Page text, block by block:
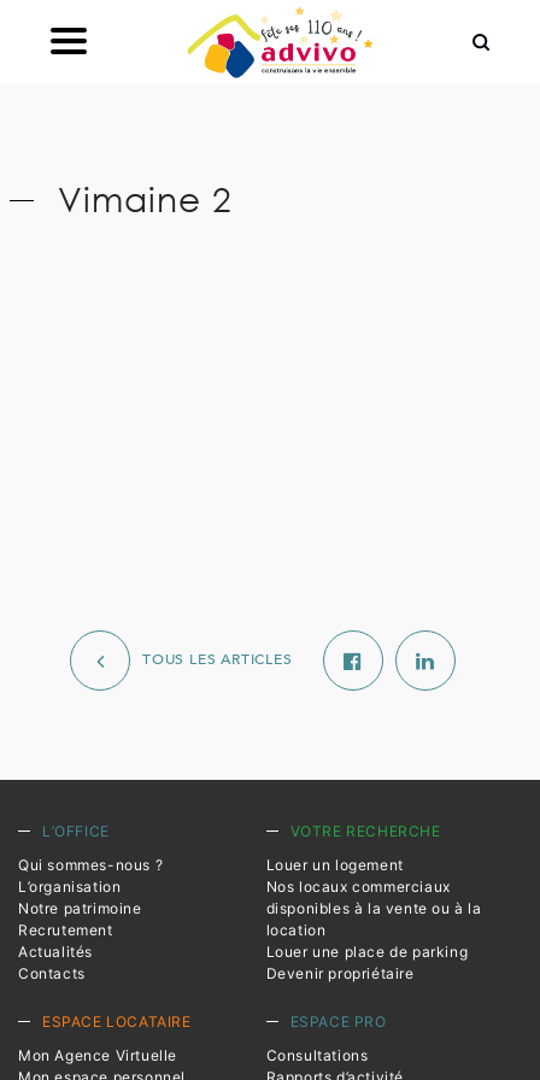
Vimaine 2
TOUS LES ARTICLES
L’OFFICE
Qui sommes-nous ?
L’organisation
Notre patrimoine
Recrutement
Actualités
Contacts
VOTRE RECHERCHE
Louer un logement
Nos locaux commerciaux
disponibles à la vente ou à la
location
Louer une place de parking
Devenir propriétaire
ESPACE LOCATAIRE
Mon Agence Virtuelle
ESPACE PRO
Consultations